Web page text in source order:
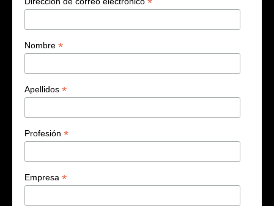
*
Nombre *
Apellidos *
Profesión *
Empresa *